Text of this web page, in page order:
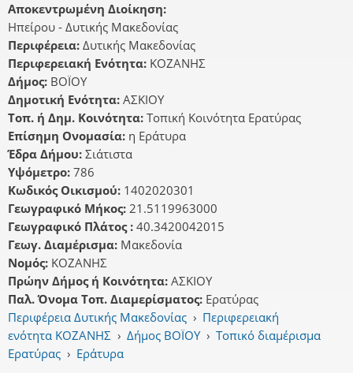
Αποκεντρωμένη Διοίκηση:
Ηπείρου - Δυτικής Μακεδονίας
Περιφέρεια: Δυτικής Μακεδονίας
Περιφερειακή Ενότητα: ΚΟΖΑΝΗΣ
Δήμος: ΒΟΪΟΥ
Δημοτική Ενότητα: ΑΣΚΙΟΥ
Τοπ. ή Δημ. Κοινότητα: Τοπική Κοινότητα Ερατύρας
Επίσημη Ονομασία: η Εράτυρα
Έδρα Δήμου: Σιάτιστα
Υψόμετρο: 786
Κωδικός Οικισμού: 1402020301
Γεωγραφικό Μήκος: 21.5119963000
Γεωγραφικό Πλάτος : 40.3420042015
Γεωγ. Διαμέρισμα: Μακεδονία
Νομός: ΚΟΖΑΝΗΣ
Πρώην Δήμος ή Κοινότητα: ΑΣΚΙΟΥ
Παλ. Όνομα Τοπ. Διαμερίσματος: Ερατύρας
Περιφέρεια Δυτικής Μακεδονίας › Περιφερειακή
ενότητα ΚΟΖΑΝΗΣ › Δήμος ΒΟΪΟΥ › Τοπικό διαμέρισμα
Ερατύρας › Εράτυρα